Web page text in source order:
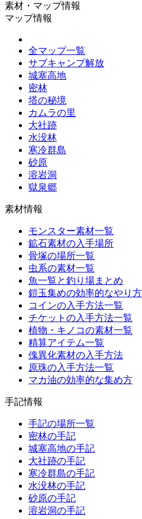
素材・マップ情報
マップ情報
全マップ一覧
サブキャンプ解放
城塞高地
密林
塔の秘境
カムラの里
大社跡
水没林
寒冷群島
砂原
溶岩洞
獄泉郷
素材情報
モンスター素材一覧
鉱石素材の入手場所
骨塚の場所一覧
虫系の素材一覧
魚一覧と釣り場まとめ
鎧玉集めの効率的なやり方
コインの入手方法一覧
チケットの入手方法一覧
植物・キノコの素材一覧
精算アイテム一覧
傀異化素材の入手方法
原珠の入手方法一覧
マカ油の効率的な集め方
手記情報
手記の場所一覧
密林の手記
城塞高地の手記
大社跡の手記
寒冷群島の手記
水没林の手記
砂原の手記
溶岩洞の手記